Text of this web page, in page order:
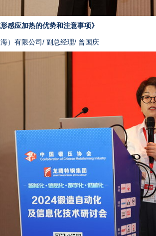
感应加热的优势和注意事项》
）有限公司/ 副总经理/ 曾国庆